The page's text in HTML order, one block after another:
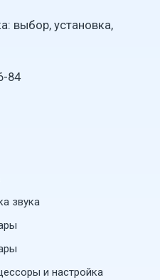
выбор, установка,
84
звука
и настройка